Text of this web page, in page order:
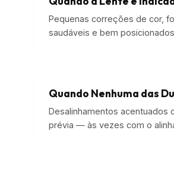
Pequenas correções de cor,
saudáveis e bem
Quando Nenhuma das
Desalinhamentos
prévia — às vezes com o